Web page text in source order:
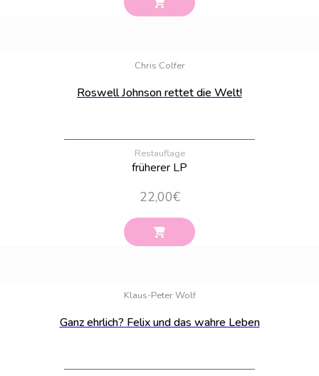
Chris Colfer
Roswell Johnson rettet die Welt!
Restauflage
früherer LP
22,00€
Klaus-Peter Wolf
Ganz ehrlich? Felix und das wahre Leben